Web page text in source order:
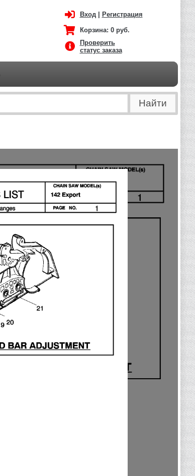
Вход| Регистрация
Корзина: 0 руб.
Проверить
статус заказа